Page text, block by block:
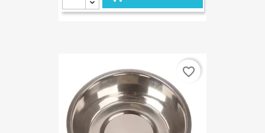
favorite_border